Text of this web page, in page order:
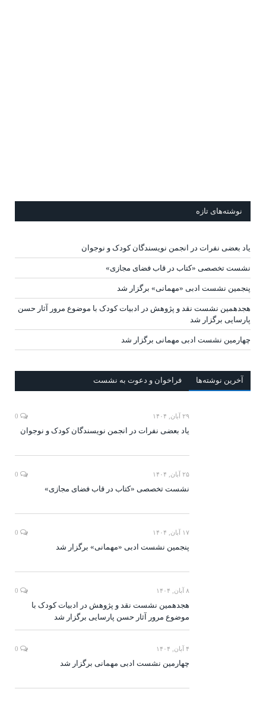
نوشته‌های تازه
یاد بعضی نفرات در انجمن نویسندگان کودک و نوجوان
نشست تخصصی «کتاب در قاب فضای مجازی»
پنجمین نشست ادبی «مهمانی» برگزار شد
هجدهمین نشست نقد و پژوهش در ادبیات کودک با موضوع مرور آثار حسن
پارسایی برگزار شد
چهارمین نشست ادبی مهمانی برگزار شد
آخرين‌ نوشته‌ها فراخوان و دعوت به نشست
۲۹ آبان, ۱۴۰۴
یاد بعضی نفرات در انجمن نویسندگان کودک و نوجوان
۲۵ آبان, ۱۴۰۴
نشست تخصصی «کتاب در قاب فضای مجازی»
۱۷ آبان, ۱۴۰۴
پنجمین نشست ادبی «مهمانی» برگزار شد
۸ آبان, ۱۴۰۴
هجدهمین نشست نقد و پژوهش در ادبیات کودک با
موضوع مرور آثار حسن پارسایی برگزار شد
۴ آبان, ۱۴۰۴
چهارمین نشست ادبی مهمانی برگزار شد